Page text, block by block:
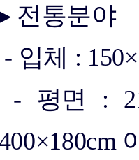
전통분야
- 입체 :
- 평면 :